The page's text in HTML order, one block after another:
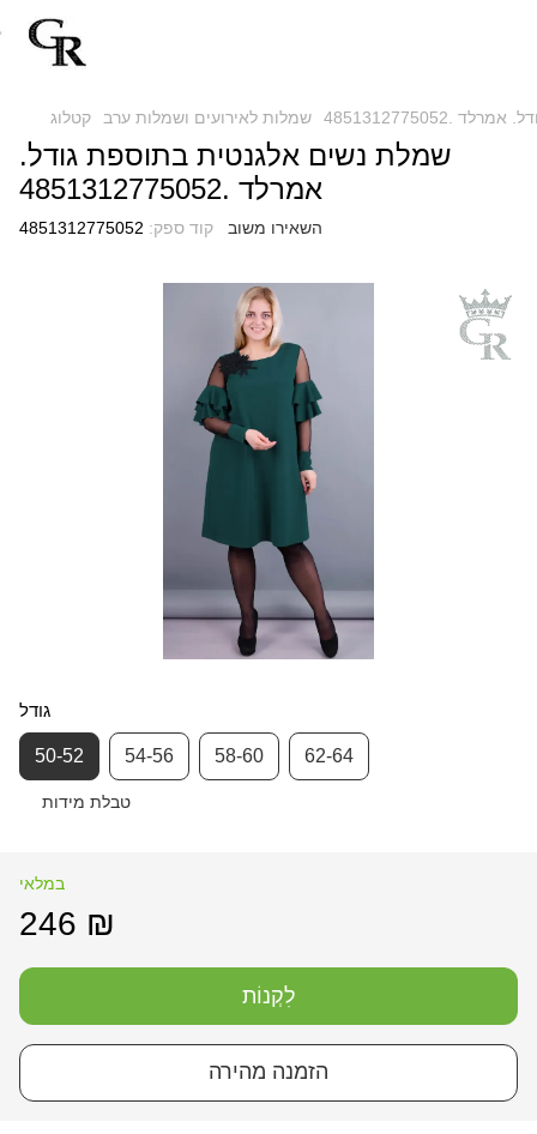
קטלוג שמלות לאירועים ושמלות ערב
שמלת נשים אלגנטית בתוספת גודל.
אמרלד .4851312775052
קוד ספק: השאירו משוב
גודל
50-52 54-56 58-60 62-64
טבלת מידות
במלאי
246 ₪
לִקְנוֹת
הזמנה מהירה